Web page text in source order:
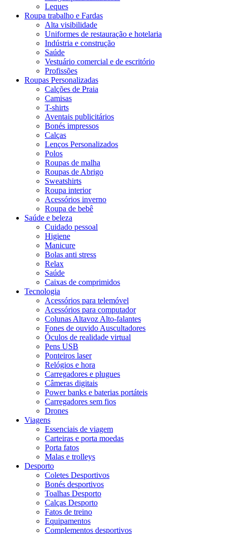
Leques
Roupa trabalho e Fardas
Alta visibilidade
Uniformes de restauração e hotelaria
Indústria e construção
Saúde
Vestuário comercial e de escritório
Profissões
Roupas Personalizadas
Calções de Praia
Camisas
T-shirts
Aventais publicitários
Bonés impressos
Calças
Lenços Personalizados
Polos
Roupas de malha
Roupas de Abrigo
Sweatshirts
Roupa interior
Acessórios inverno
Roupa de bebê
Saúde e beleza
Cuidado pessoal
Higiene
Manicure
Bolas anti stress
Relax
Saúde
Caixas de comprimidos
Tecnologia
Acessórios para telemóvel
Acessórios para computador
Colunas Altavoz Alto-falantes
Fones de ouvido Auscultadores
Óculos de realidade virtual
Pens USB
Ponteiros laser
Relógios e hora
Carregadores e plugues
Câmeras digitais
Power banks e baterias portáteis
Carregadores sem fios
Drones
Viagens
Essenciais de viagem
Carteiras e porta moedas
Porta fatos
Malas e trolleys
Desporto
Coletes Desportivos
Bonés desportivos
Toalhas Desporto
Calças Desporto
Fatos de treino
Equipamentos
Complementos desportivos